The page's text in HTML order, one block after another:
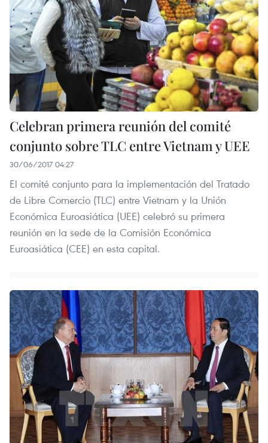
Celebran primera reunión del comité
conjunto sobre TLC entre Vietnam y UEE
30/06/2017 04:27
El comité conjunto para la implementación del Tratado
de Libre Comercio (TLC) entre Vietnam y la Unión
Económica Euroasiática (UEE) celebró su primera
reunión en la sede de la Comisión Económica
Euroasiática (CEE) en esta capital.